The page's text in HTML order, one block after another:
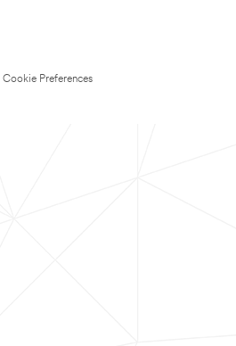
Cookie Preferences